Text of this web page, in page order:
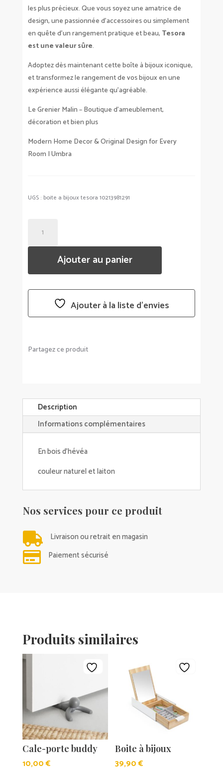
les plus précieux. Que vous soyez une amatrice de
design, une passionnée d’accessoires ou simplement
en quête d’un rangement pratique et beau, Tesora
est une valeur sûre.
Adoptez dès maintenant cette boîte à bijoux iconique,
et transformez le rangement de vos bijoux en une
expérience aussi élégante qu’agréable.
Le Grenier Malin – Boutique d’ameublement,
décoration et bien plus
Modern Home Decor & Original Design for Every
Room | Umbra
UGS : boite a bijoux tesora 10213981291
BOITE
BIJOUX
TESORA
UMBRA
Ajouter au panier
Ajouter à la liste d’envies
Partagez ce produit
Description
Informations complémentaires
En bois d'hévéa
couleur naturel et laiton
Nos services pour ce produit
 Livraison ou retrait en magasin
 Paiement sécurisé
Produits similaires
Cale-porte buddy
10,00€
Boite à bijoux
39,90€